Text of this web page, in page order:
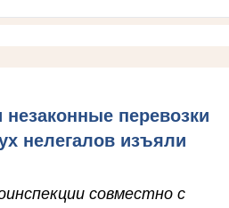
перевозки
нелегалов изъяли
совместно с